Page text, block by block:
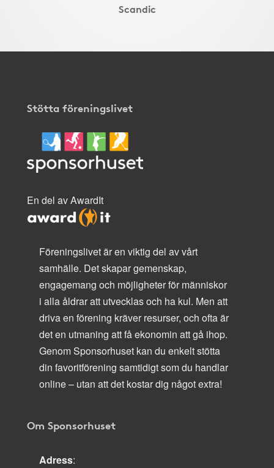
Scandic
Stötta föreningslivet
En del av AwardIt
Föreningslivet är en viktig del av vårt
samhälle. Det skapar gemenskap,
engagemang och möjligheter för människor
i alla åldrar att utvecklas och ha kul. Men att
driva en förening kräver resurser, och ofta är
det en utmaning att få ekonomin att gå ihop.
Genom Sponsorhuset kan du enkelt stötta
din favoritförening samtidigt som du handlar
online – utan att det kostar dig något extra!
Om Sponsorhuset
Adress: